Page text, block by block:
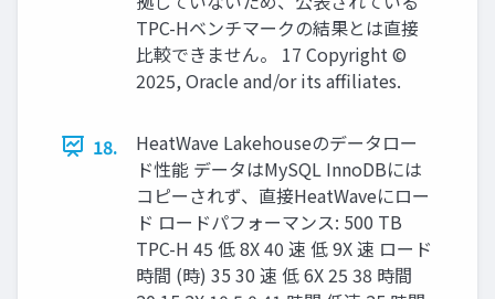
TPC-Hベンチマークの結果とは直接
⽐較できません。 17 Copyright ©
2025, Oracle and/or its affiliates.
18.
HeatWave Lakehouseのデータロー
ド性能 データはMySQL InnoDBには
コピーされず、直接HeatWaveにロー
ド ロードパフォーマンス: 500 TB
TPC-H 45 低 8X 40 速 低 9X 速 ロード
時間 (時) 35 30 速 低 6X 25 38 時間